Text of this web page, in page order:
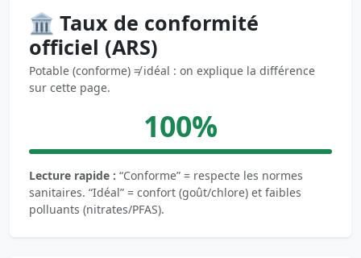
🏛️ Taux de conformité
officiel (ARS)
Potable (conforme) ≠ idéal : on explique la différence
sur cette page.
100%
Lecture rapide : “Conforme” = respecte les normes
sanitaires. “Idéal” = confort (goût/chlore) et faibles
polluants (nitrates/PFAS).